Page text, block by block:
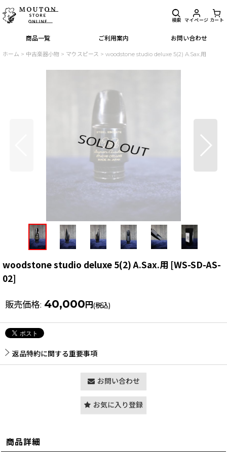
商品一覧 ご利用案内 お問い合わせ
検索 マイページ カート
ホーム > 中古楽器小物 > マウスピース > woodstone studio deluxe 5(2) A.Sax.用
woodstone studio deluxe 5(2) A.Sax.用 [WS-SD-AS-
02]
販売価格: 40,000 円(税込)
返品特約に関する重要事項
お問い合わせ
お気に入り登録
商品詳細